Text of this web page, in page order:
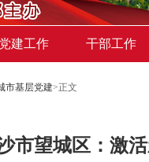
党建工作 干部工作
市基层党建>正文
市望城区：激